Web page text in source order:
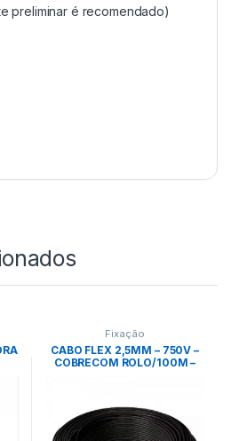
preliminar é recomendado)
Fixação
CABO FLEX 2,5MM – 750V –
COBRECOM ROLO/100M –